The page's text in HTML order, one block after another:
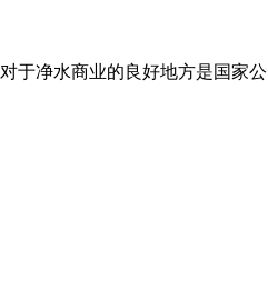
对于净水商业的良好地方是国家公